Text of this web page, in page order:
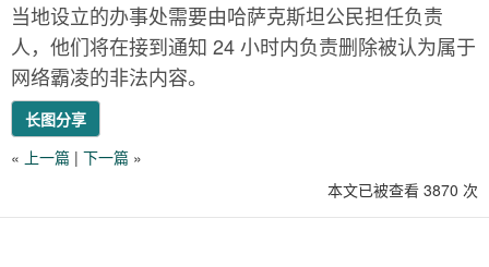
当地设立的办事处需要由哈萨克斯坦公民担任负责
人，他们将在接到通知 24 小时内负责删除被认为属于
网络霸凌的非法内容。
长图分享
« 上一篇 | 下一篇 »
本文已被查看 3870 次